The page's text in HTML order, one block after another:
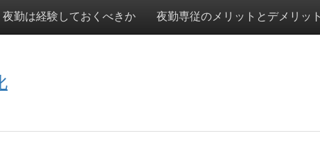
夜勤は経験しておくべきか 夜勤専従のメリットとデメリット